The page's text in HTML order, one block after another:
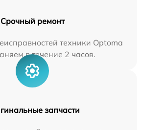
Срочный ремонт
техники Optoma
в течение 2 часов.
запчасти